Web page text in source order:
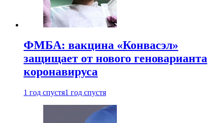
ФМБА: вакцина «Конвасэл»
защищает от нового геноварианта
коронавируса
1 год спустя1 год спустя